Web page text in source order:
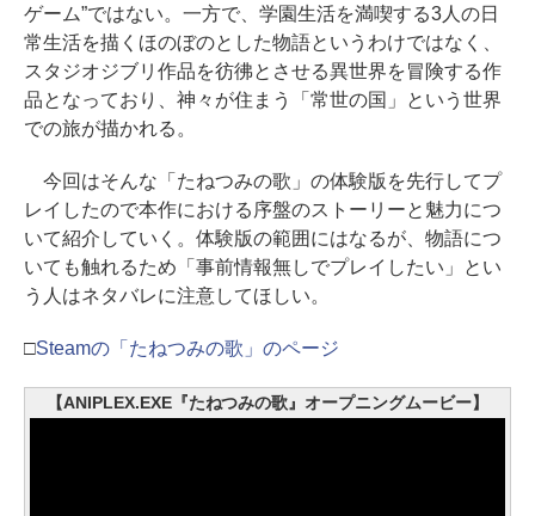
ゲーム”ではない。一方で、学園生活を満喫する3人の日
常生活を描くほのぼのとした物語というわけではなく、
スタジオジブリ作品を彷彿とさせる異世界を冒険する作
品となっており、神々が住まう「常世の国」という世界
での旅が描かれる。
今回はそんな「たねつみの歌」の体験版を先行してプ
レイしたので本作における序盤のストーリーと魅力につ
いて紹介していく。体験版の範囲にはなるが、物語につ
いても触れるため「事前情報無しでプレイしたい」とい
う人はネタバレに注意してほしい。
□Steamの「たねつみの歌」のページ
【ANIPLEX.EXE『たねつみの歌』オープニングムービー】